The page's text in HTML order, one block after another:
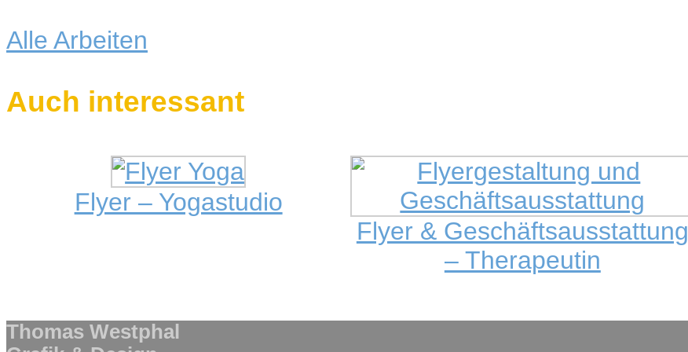
Alle Arbeiten
Auch interessant
Flyer – Yogastudio
Flyer & Geschäftsausstattung
– Therapeutin
Thomas Westphal